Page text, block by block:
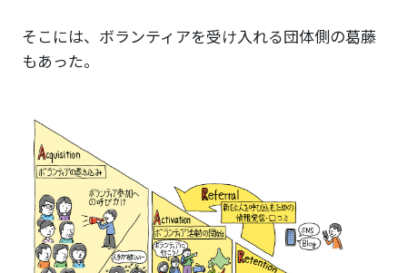
そこには、ボランティアを受け入れる団体側の葛藤
もあった。